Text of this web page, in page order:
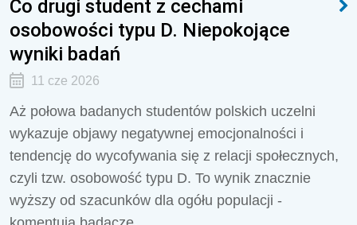
Co drugi student z cechami
osobowości typu D. Niepokojące
wyniki badań
11 cze 2026
Aż połowa badanych studentów polskich uczelni
wykazuje objawy negatywnej emocjonalności i
tendencję do wycofywania się z relacji społecznych,
czyli tzw. osobowość typu D. To wynik znacznie
wyższy od szacunków dla ogółu populacji -